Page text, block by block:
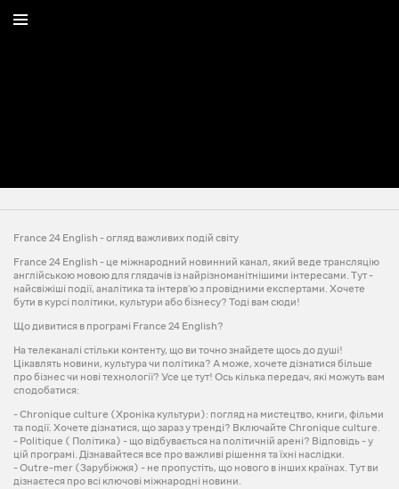
France 24 English - огляд важливих подій світу
France 24 English - це міжнародний новинний канал, який веде трансляцію
англійською мовою для глядачів із найрізноманітнішими інтересами. Тут -
найсвіжіші події, аналітика та інтерв'ю з провідними експертами. Хочете
бути в курсі політики, культури або бізнесу? Тоді вам сюди!
Що дивитися в програмі France 24 English?
На телеканалі стільки контенту, що ви точно знайдете щось до душі!
Цікавлять новини, культура чи політика? А може, хочете дізнатися більше
про бізнес чи нові технології? Усе це тут! Ось кілька передач, які можуть вам
сподобатися:
- Chronique culture (Хроніка культури): погляд на мистецтво, книги, фільми
та події. Хочете дізнатися, що зараз у тренді? Включайте Chronique culture.
- Politique ( Політика) - що відбувається на політичній арені? Відповідь - у
цій програмі. Дізнавайтеся все про важливі рішення та їхні наслідки.
- Outre-mer (Зарубіжжя) - не пропустіть, що нового в інших країнах. Тут ви
дізнаєтеся про всі ключові міжнародні новини.